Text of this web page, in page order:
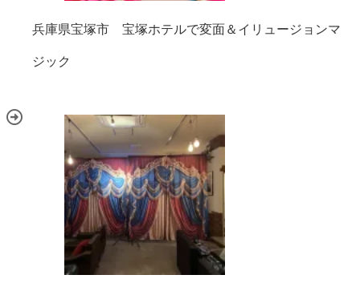
兵庫県宝塚市 宝塚ホテルで変面＆イリュージョンマ
ジック